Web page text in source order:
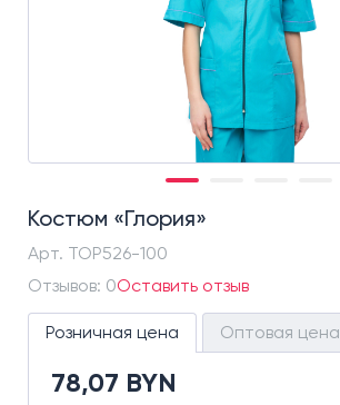
Костюм «Глория»
Арт. ТОР526-100
Отзывов: 0Оставить отзыв
Розничная цена Оптовая цена
78,07 BYN